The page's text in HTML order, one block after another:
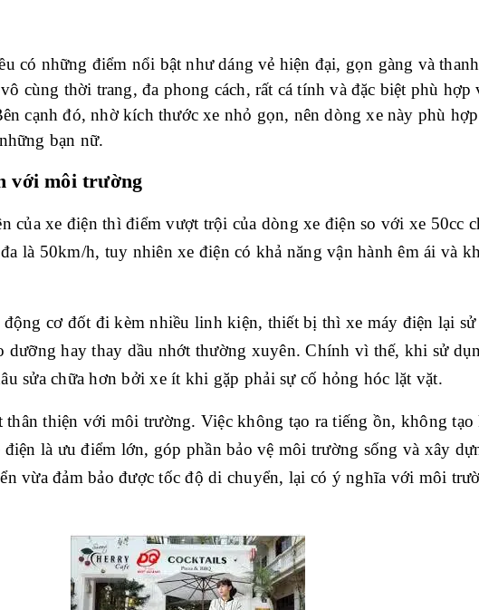
có những điểm nổi bật như dáng vẻ hiện đại, gọn gàng và
cùng thời trang, đa phong cách, rất cá tính và đặc biệt phù
cạnh đó, nhờ kích thước xe nhỏ gọn, nên dòng xe này phù
bạn nữ.
với môi trường
của xe điện thì điểm vượt trội của dòng xe điện so với xe 50cc
là 50km/h, tuy nhiên xe điện có khả năng vận hành êm ái và
động cơ đốt đi kèm nhiều linh kiện, thiết bị thì xe máy điện lại
dưỡng hay thay dầu nhớt thường xuyên. Chính vì thế, khi sử
sửa chữa hơn bởi xe ít khi gặp phải sự cố hỏng hóc lặt vặt.
thân thiện với môi trường. Việc không tạo ra tiếng ồn, không
là ưu điểm lớn, góp phần bảo vệ môi trường sống và xây
vừa đảm bảo được tốc độ di chuyển, lại có ý nghĩa với môi